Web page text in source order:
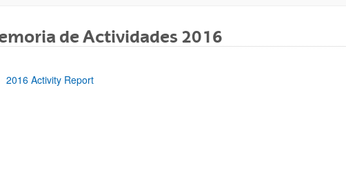
subpáginas
de Actividades 2016
2016 Activity Report